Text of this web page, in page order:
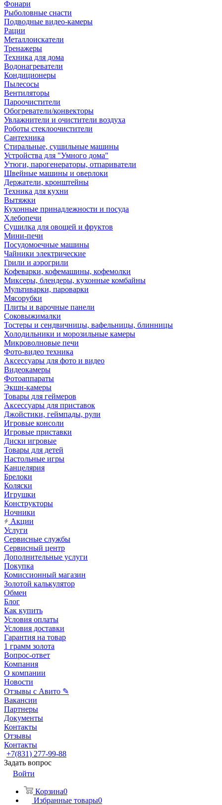
Фонари
Рыболовные снасти
Подводные видео-камеры
Рации
Металлоискатели
Тренажеры
Техника для дома
Водонагреватели
Кондиционеры
Пылесосы
Вентиляторы
Пароочистители
Обогреватели/конвекторы
Увлажнители и очистители воздуха
Роботы стеклоочистители
Сантехника
Стиральные, сушильные машины
Устройства для "Умного дома"
Утюги, парогенераторы, отпариватели
Швейные машины и оверлоки
Держатели, кронштейны
Техника для кухни
Вытяжки
Кухонные принадлежности и посуда
Хлебопечи
Сушилка для овощей и фруктов
Мини-печи
Посудомоечные машины
Чайники электрические
Грили и аэрогрили
Кофеварки, кофемашины, кофемолки
Миксеры, блендеры, кухонные комбайны
Мультиварки, пароварки
Мясорубки
Плиты и варочные панели
Соковыжималки
Тостеры и сендвичницы, вафельницы, блинницы
Холодильники и морозильные камеры
Микроволновые печи
Фото-видео техника
Аксессуары для фото и видео
Видеокамеры
Фотоаппараты
Экшн-камеры
Товары для геймеров
Аксессуары для приставок
Джойстики, геймпады, рули
Игровые консоли
Игровые приставки
Диски игровые
Товары для детей
Настольные игры
Канцелярия
Брелоки
Коляски
Игрушки
Конструкторы
Ночники
Акции
Услуги
Сервисные службы
Сервисный центр
Дополнительные услуги
Покупка
Комиссионный магазин
Золотой калькулятор
Обмен
Блог
Как купить
Условия оплаты
Условия доставки
Гарантия на товар
1 грамм золота
Вопрос-ответ
Компания
О компании
Новости
Отзывы с Авито ✎
Вакансии
Партнеры
Документы
Контакты
Отзывы
Контакты
+7(831) 277-99-88
Задать вопрос
Войти
Корзина0
Избранные товары0